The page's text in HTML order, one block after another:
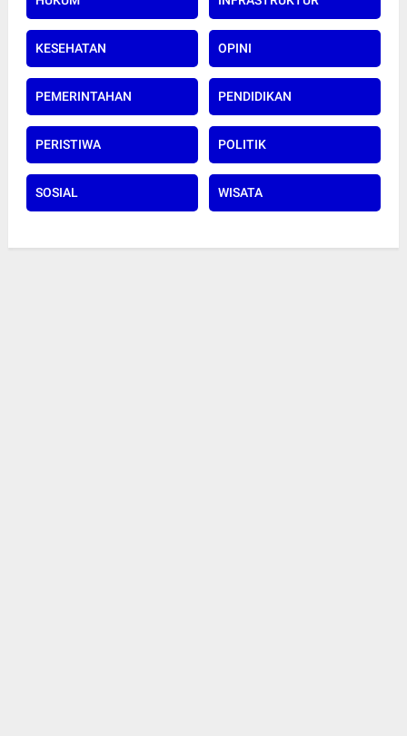
KESEHATAN OPINI
PEMERINTAHAN PENDIDIKAN
PERISTIWA POLITIK
SOSIAL WISATA